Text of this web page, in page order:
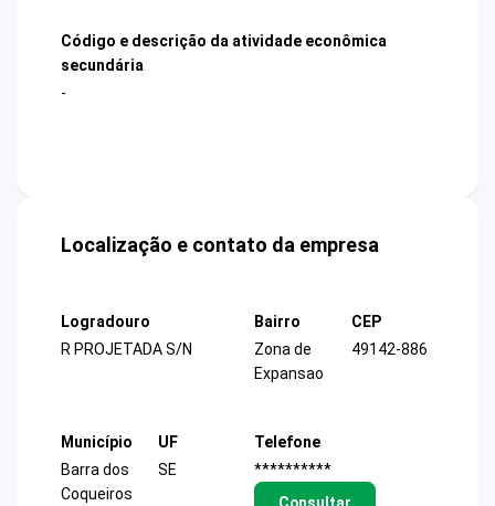
Código e descrição da atividade econômica
secundária
-
Localização e contato da empresa
Logradouro
R PROJETADA S/N
Bairro
Zona de
Expansao
CEP
49142-886
Município
Barra dos
Coqueiros
UF
SE
Telefone
**********